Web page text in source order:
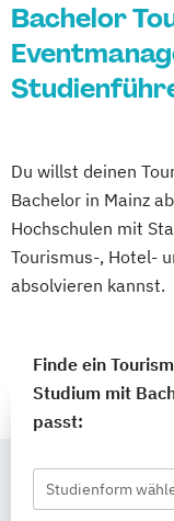
Bachelor
Du willst deinen
Bachelor in Mainz
Hochschulen mit
Tourismus-, Hotel-
absolvieren kannst.
Finde ein
Studium mit
passt:
Studienform